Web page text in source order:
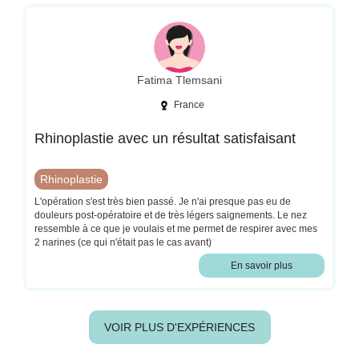
Fatima Tlemsani
France
Rhinoplastie avec un résultat satisfaisant
Rhinoplastie
L'opération s'est très bien passé. Je n'ai presque pas eu de
douleurs post-opératoire et de très légers saignements. Le nez
ressemble à ce que je voulais et me permet de respirer avec mes
2 narines (ce qui n'était pas le cas avant)
En savoir plus
VOIR PLUS D'EXPÉRIENCES